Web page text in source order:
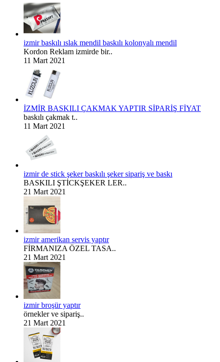
izmir baskılı ıslak mendil baskılı kolonyalı mendil
Kordon Reklam izmirde bir..
11 Mart 2021
İZMİR BASKILI ÇAKMAK YAPTIR SİPARİŞ FİYAT
baskılı çakmak t..
11 Mart 2021
izmir de stick şeker baskılı şeker sipariş ve baskı
BASKILI ŞTİCKŞEKER LER..
21 Mart 2021
izmir amerikan servis yaptır
FİRMANIZA ÖZEL TASA..
21 Mart 2021
izmir broşür yaptır
örnekler ve sipariş..
21 Mart 2021